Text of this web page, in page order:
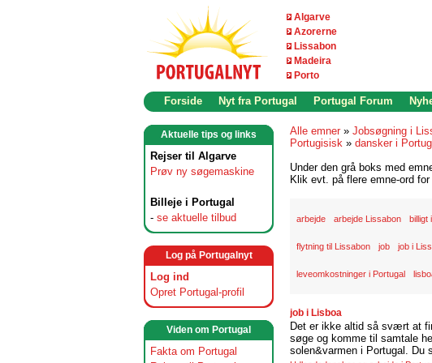
Algarve
Azorerne
Lissabon
Madeira
Porto
Forside Nyt fra Portugal Portugal Forum
Aktuelle tips og links
Rejser til Algarve
Prøv ny søgemaskine
Billeje i Portugal
- se aktuelle tilbud
Log på Portugalnyt
Log ind
Opret Portugal-profil
Viden om Portugal
Fakta om Portugal
Alle emner » Jobsøgning i
Portugisisk » dansker i
Under den grå boks med
Klik evt. på flere emne-ord
arbejde arbejde Lissabon billigt
flytning til Lissabon job job i
leveomkostninger i Portugal
job i Lisboa
Det er ikke altid så svært at
søge og komme til samtale
solen&varmen i Portugal. Du